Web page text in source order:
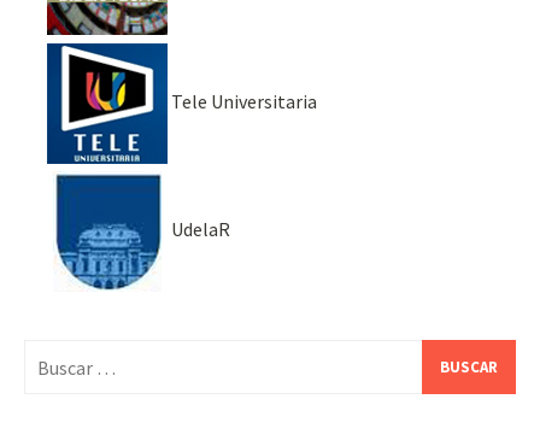
Tele Universitaria
UdelaR